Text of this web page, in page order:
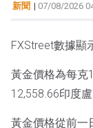
新聞 | 07/08/2026
FXStreet數據顯
黃金價格為每克
12,558.66印度盧
黃金價格從前一